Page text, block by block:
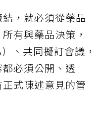
，就必須從藥品
有與藥品決策，
、共同擬訂會議，
必須公開、透
式陳述意見的管